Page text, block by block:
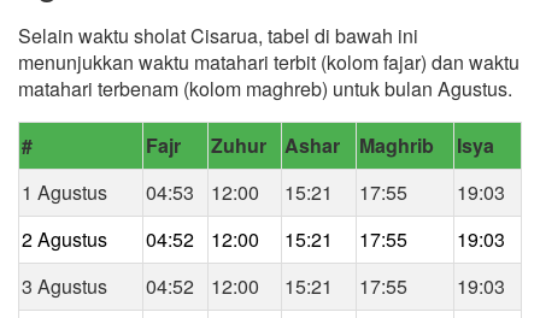
Selain waktu sholat Cisarua, tabel di bawah ini
menunjukkan waktu matahari terbit (kolom fajar) dan waktu
matahari terbenam (kolom maghreb) untuk bulan Agustus.
# Fajr Zuhur Ashar Maghrib
Isya
1 Agustus
04:53 12:00 15:21 17:55
19:03
2 Agustus
04:52 12:00 15:21 17:55
19:03
3 Agustus
04:52 12:00 15:21 17:55
19:03